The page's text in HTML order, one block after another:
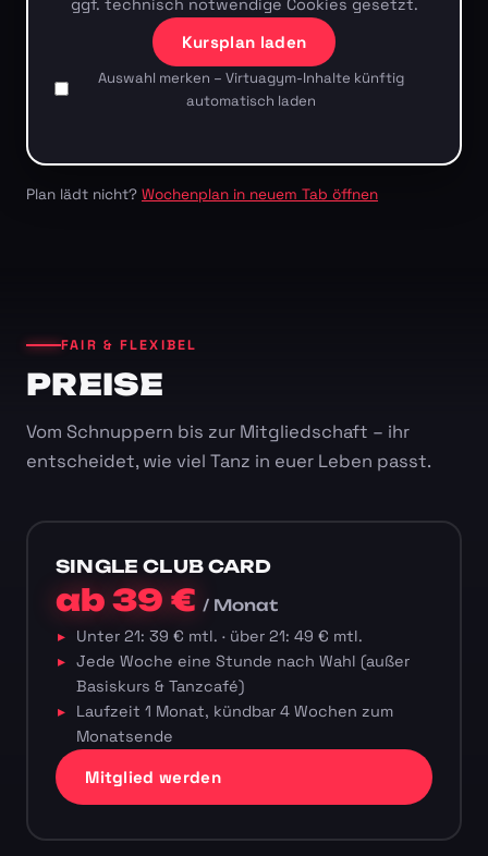
ggf. technisch notwendige Cookies gesetzt.
Kursplan laden
Auswahl merken – Virtuagym-Inhalte künftig
automatisch laden
Plan lädt nicht? Wochenplan in neuem Tab öffnen
FAIR & FLEXIBEL
PREISE
Vom Schnuppern bis zur Mitgliedschaft – ihr
entscheidet, wie viel Tanz in euer Leben passt.
SINGLE CLUB CARD
ab 39 €/ Monat
Unter 21: 39 € mtl. · über 21: 49 € mtl.
Jede Woche eine Stunde nach Wahl (außer
Basiskurs & Tanzcafé)
Laufzeit 1 Monat, kündbar 4 Wochen zum
Monatsende
Mitglied werden